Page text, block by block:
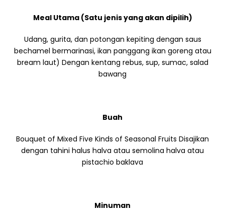
Meal Utama (Satu jenis yang akan dipilih)
Udang, gurita, dan potongan kepiting dengan saus
bechamel bermarinasi, ikan panggang ikan goreng atau
bream laut) Dengan kentang rebus, sup, sumac, salad
bawang
Buah
Bouquet of Mixed Five Kinds of Seasonal Fruits Disajikan
dengan tahini halus halva atau semolina halva atau
pistachio baklava
Minuman